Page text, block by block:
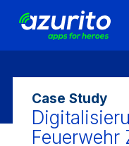
zum
Case Study
Feuerwehr